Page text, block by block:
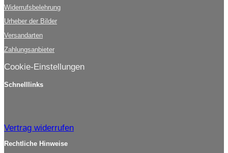
Widerrufsbelehrung
Urheber der Bilder
Versandarten
Zahlungsanbieter
Cookie-Einstellungen
Schnelllinks
Vertrag widerrufen
Rechtliche Hinweise